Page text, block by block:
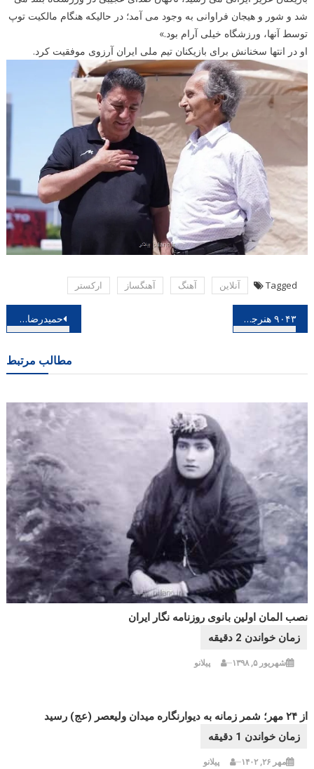
شد و شور و هیجان فراوانی به وجود می آمد؛ در حالیکه هنگام مالکیت توپ
توسط آنها، ورزشگاه خیلی آرام بود.»
او در انتها سخنانش برای بازیکنان تیم ملی ایران آرزوی موفقیت کرد.
Tagged آنلاین آهنگ آهنگساز اركستر
راهبری
حمیدرضا اتحاد درگذشت ۹۰۴۳ هنرجو در ۷۰ هنرستان هنرهای زیبای کشور مشغول تحصیل هستند
مطالب مرتبط
نصب المان اولین بانوی روزنامه نگار ایران
شهریور ۵, ۱۳۹۸ پیلانو
از ۲۴ مهر؛ شمر زمانه به دیوارنگاره میدان ولیعصر (عج) رسید
مهر ۲۶, ۱۴۰۲ پیلانو